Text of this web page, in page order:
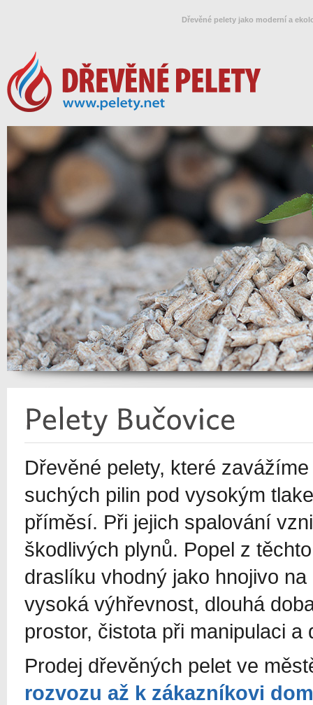
Dřevěné pelety jako moderní a
Dřevěné pelety, které
suchých pilin pod vysokým
příměsí. Při jejich spalování
škodlivých plynů. Popel z
draslíku vhodný jako hnojivo
vysoká výhřevnost, dlouhá
prostor, čistota při manipulaci a
Prodej dřevěných pelet ve
rozvozu až k zákazníkovi